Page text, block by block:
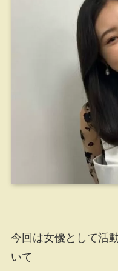
今回は女優として活
いて